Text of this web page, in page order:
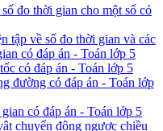
đo thời gian cho một số có
tập về số đo thời gian và các
có đáp án - Toán lớp 5
có đáp án - Toán lớp 5
đường có đáp án - Toán lớp
có đáp án - Toán lớp 5
chuyển động ngược chiều